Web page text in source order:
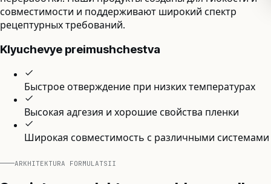
совместимости и поддерживают широкий спектр
рецептурных требований.
Klyuchevye preimushchestva
Быстрое отверждение при низких температурах
Высокая адгезия и хорошие свойства пленки
Широкая совместимость с различными системами
ARKHITEKTURA FORMULATSII